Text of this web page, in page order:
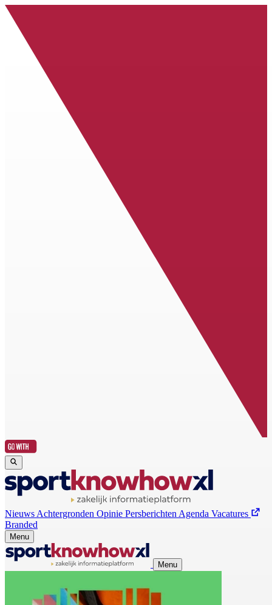
Nieuws Achtergronden Opinie Persberichten Agenda Vacatures
Branded
Menu
Menu